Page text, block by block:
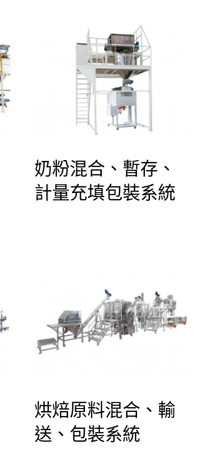
奶粉混合、暫存、
計量充填包裝系統
烘焙原料混合、輸
送、包裝系統